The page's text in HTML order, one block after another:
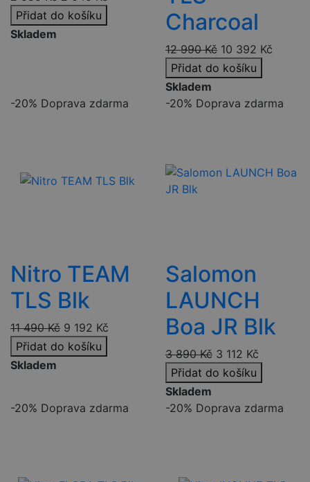
Přidat do košíku
Skladem
Charcoal
12 990Kč 10 392 Kč
Přidat do košíku
Skladem
-20% Doprava zdarma
Nitro TEAM
TLS Blk
11 490Kč 9 192 Kč
Přidat do košíku
Skladem
-20% Doprava zdarma
Salomon
LAUNCH
Boa JR Blk
3 890Kč 3 112 Kč
Přidat do košíku
Skladem
-20% Doprava zdarma -20% Doprava zdarma